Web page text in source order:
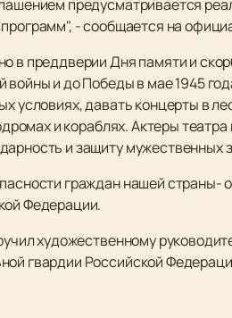
предусматривается
- сообщается на
в преддверии Дня памяти и
и до Победы в мае 1945
условиях, давать концерты в
и кораблях. Актеры
и защиту мужественных
граждан нашей
Федерации.
художественному
гвардии Российской